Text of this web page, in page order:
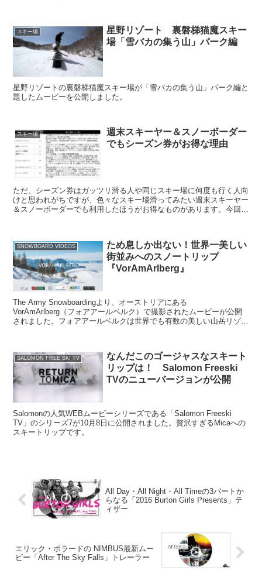
スキー場
星野リゾート 裏磐梯猫魔スキー
場「雪バカの集う山」パーク編
星野リゾートの裏磐梯猫魔スキー場が「雪バカの集う山」パーク編と
題したムービーを公開しました。
スキー場
週末スキーヤー＆スノーボーダー
でもシーズン券がお得な理由
ただ、シーズン券はガッツリ滑る人や同じスキー場に何度も行く人向
けと思われがちですが、色々なスキー場滑ってみたい週末スキーヤー
＆スノーボーダーでも利用したほうがお得なものがあります。今回は
SNOWBOARD VIDEOS
ため息しか出ない！世界一美しい
街並みへのスノートリップ
『VorAmArlberg』
The Army Snowboardingより、オーストリアにある
VorAmArlberg（フォアアールベルク）で撮影されたムービーが公開
されました。フォアアールベルクは世界でも有数の美しい山岳リゾー
SALOMON FREE SKI TV
なんだこのゴージャスなスキート
リップは！ Salomon Freeski
TVのニューバージョンが公開
Salomonの人気WEBムービーシリーズである「Salomon Freeski
TV」のシリーズ7が10月8日に公開されました。贅沢すぎるMicaへの
スキートリップです。
All Day・All Night・All Timeの3パートか
らなる「2016 Burton Girls Presents」テ
ィザー
エリック・ポラードの NIMBUS最新ムー
ビー「After The Sky Falls」トレーラー